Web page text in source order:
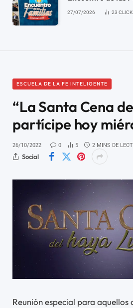
27/07/2026 23
ESCUELA DE LA FE INTELIGENTE
“La Santa Cena
partícipe hoy
26/10/2022 0 5 2 MINS DE
Social
Reunión especial para aquellos